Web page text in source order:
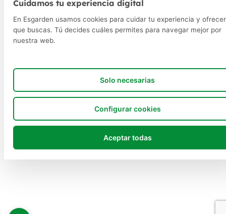
Cuidamos tu experiencia digital
En Esgarden usamos cookies para cuidar tu experiencia y
que buscas. Tú decides cuáles permites para navegar mejor por
nuestra web.
Solo necesarias
Configurar cookies
Aceptar todas